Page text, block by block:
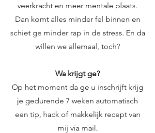
veerkracht en meer mentale plaats.
Dan komt alles minder fel binnen en
schiet ge minder rap in de stress. En da
willen we allemaal, toch?
Wa krijgt ge?
Op het moment da ge u inschrijft krijg
je gedurende 7 weken automatisch
een tip, hack of makkelijk recept van
mij via mail.